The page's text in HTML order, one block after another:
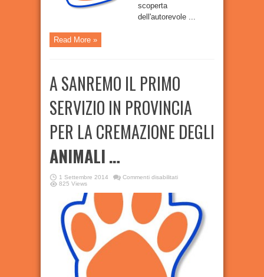
scoperta
dell'autorevole ...
Read More »
A SANREMO IL PRIMO
SERVIZIO IN PROVINCIA
PER LA CREMAZIONE DEGLI
ANIMALI…
1 Settembre 2014 Commenti disabilitatisu
PRIMO
SERVIZIO
IN
PROVINCIA
PER
CREMAZIONE
DEGLI
ANIMALI
…
825 Views